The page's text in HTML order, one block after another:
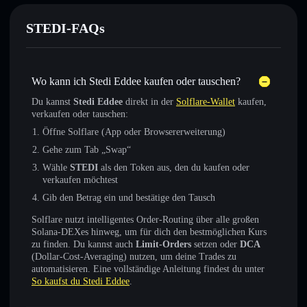
STEDI-FAQs
Wo kann ich Stedi Eddee kaufen oder tauschen?
Du kannst Stedi Eddee direkt in der Solflare-Wallet kaufen,
verkaufen oder tauschen:
Öffne Solflare (App oder Browsererweiterung)
Gehe zum Tab „Swap“
Wähle STEDI als den Token aus, den du kaufen oder
verkaufen möchtest
Gib den Betrag ein und bestätige den Tausch
Solflare nutzt intelligentes Order-Routing über alle großen
Solana-DEXes hinweg, um für dich den bestmöglichen Kurs
zu finden. Du kannst auch Limit-Orders setzen oder DCA
(Dollar-Cost-Averaging) nutzen, um deine Trades zu
automatisieren. Eine vollständige Anleitung findest du unter
So kaufst du Stedi Eddee.